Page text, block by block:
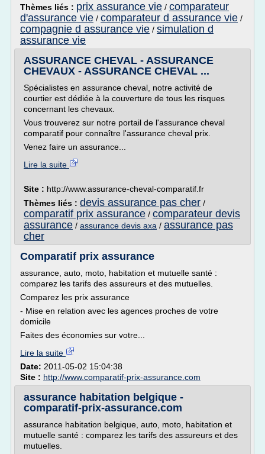
Thèmes liés : prix assurance vie / comparateur
d'assurance vie / comparateur d assurance vie /
compagnie d assurance vie / simulation d
assurance vie
ASSURANCE CHEVAL - ASSURANCE
CHEVAUX - ASSURANCE CHEVAL ...
Spécialistes en assurance cheval, notre activité de
courtier est dédiée à la couverture de tous les risques
concernant les chevaux.
Vous trouverez sur notre portail de l'assurance cheval
comparatif pour connaître l'assurance cheval prix.
Venez faire un assurance...
Lire la suite
Site : http://www.assurance-cheval-comparatif.fr
Thèmes liés : devis assurance pas cher /
comparatif prix assurance / comparateur devis
assurance / assurance devis axa / assurance pas
cher
Comparatif prix assurance
assurance, auto, moto, habitation et mutuelle santé :
comparez les tarifs des assureurs et des mutuelles.
Comparez les prix assurance
- Mise en relation avec les agences proches de votre
domicile
Faites des économies sur votre...
Lire la suite
Date: 2011-05-02 15:04:38
Site : http://www.comparatif-prix-assurance.com
assurance habitation belgique -
comparatif-prix-assurance.com
assurance habitation belgique, auto, moto, habitation et
mutuelle santé : comparez les tarifs des assureurs et des
mutuelles.